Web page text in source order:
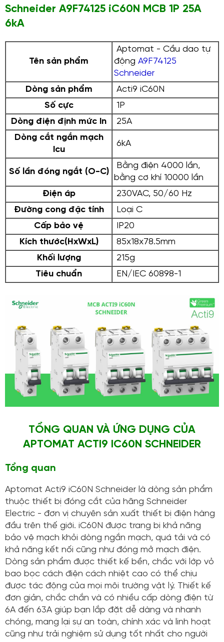
Schneider A9F74125 iC60N MCB 1P 25A
6kA
Tên sản phẩm
Aptomat - Cầu dao tự
động A9F74125
Schneider
Dòng sản phẩm
Acti9 iC60N
Số cực
1P
Dòng điện định mức In
25A
Dòng cắt ngắn mạch
Icu
6kA
Số lần đóng ngắt (O-C)
Bằng điện 4000 lần,
bằng cơ khí 10000 lần
Điện áp
230VAC, 50/60 Hz
Đường cong đặc tính
Loại C
Cấp bảo vệ
IP20
Kích thước(HxWxL)
85x18x78.5mm
Khối lượng
215g
Tiêu chuẩn
EN/IEC 60898-1
TỔNG QUAN VÀ ỨNG DỤNG CỦA
APTOMAT ACTI9 IC60N SCHNEIDER
Tổng quan
Aptomat Acti9 iC60N Schneider là dòng sản phẩm
thuộc thiết bị đóng cắt của hãng Schneider
Electric - đơn vị chuyên sản xuất thiết bị điện hàng
đầu trên thế giới. iC60N được trang bị khả năng
bảo vệ mạch khỏi dòng ngắn mạch, quá tải và có
khả năng kết nối cũng như đóng mở mạch điện.
Dòng sản phẩm được thiết kế bền, chắc với lớp vỏ
bao bọc cách điện cách nhiệt cao có thể chịu
được tác động của mọi môi trường vật lý. Thiết kế
đơn giản, chắc chắn và có nhiều cấp dòng điện từ
6A đến 63A giúp bạn lắp đặt dễ dàng và nhanh
chóng, mang lại sự an toàn, chính xác và linh hoạt
cũng như trải nghiệm sử dụng tốt nhất cho người